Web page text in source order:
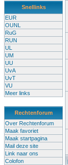
Snellinks
EUR
OUNL
RuG
RUN
UL
UM
UU
UvA
UvT
VU
Meer links
Rechtenforum
Over Rechtenforum
Maak favoriet
Maak startpagina
Mail deze site
Link naar ons
Colofon